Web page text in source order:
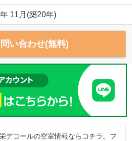
11月(築20年)
い合わせ(無料)
デコールの空室情報ならコチラ。フ